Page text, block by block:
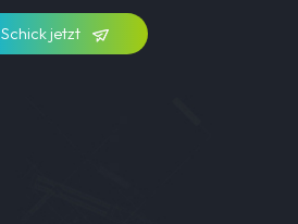
Schick jetzt